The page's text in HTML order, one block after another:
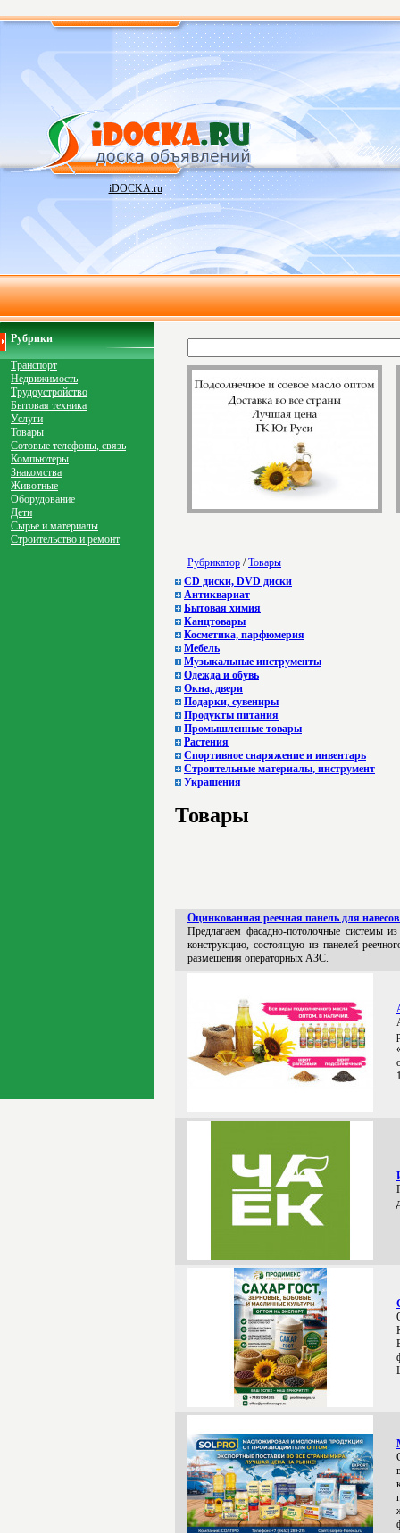
iDOCKA.ru
Рубрики
Транспорт
Недвижимость
Трудоустройство
Бытовая техника
Услуги
Товары
Сотовые телефоны, связь
Компьютеры
Знакомства
Животные
Оборудование
Дети
Сырье и материалы
Строительство и ремонт
Рубрикатор /Товары
CD диски, DVD диски
Антиквариат
Бытовая химия
Канцтовары
Косметика, парфюмерия
Мебель
Музыкальные инструменты
Одежда и обувь
Окна, двери
Подарки, сувениры
Продукты питания
Промышленные товары
Растения
Спортивное снаряжение и инвентарь
Строительные материалы, инструмент
Украшения
Товары
Оцинкованная реечная панель для
Предлагаем фасадно-потолочные системы
конструкцию, состоящую из панелей
размещения операторных АЗС.